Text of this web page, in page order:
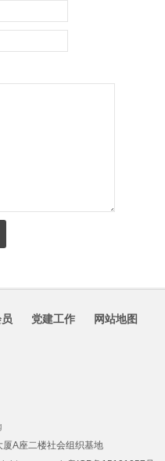
党建工作 网站地图
A座二楼社会组织基地